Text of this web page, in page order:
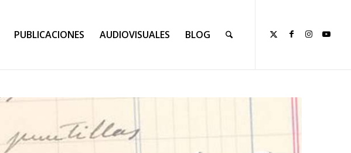
PUBLICACIONES AUDIOVISUALES BLOG